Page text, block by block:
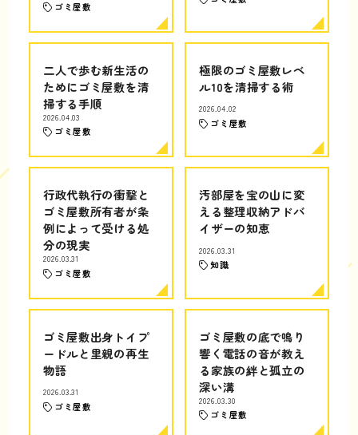
ゴミ屋敷
二人で歩む新生活の
ためにゴミ屋敷を清
掃する手順
2026.04.03
ゴミ屋敷
極限のゴミ屋敷レベ
ル10を清掃する術
2026.04.02
ゴミ屋敷
行政代執行の衝撃と
ゴミ屋敷所有者が条
例によって受ける処
分の現実
2026.03.31
ゴミ屋敷
汚部屋を宝の山に変
える整理収納アドバ
イザーの知恵
2026.03.31
知識
ゴミ屋敷出身トイプ
ードルと里親の再生
物語
2026.03.31
ゴミ屋敷
ゴミ屋敷の底で鳴り
響く電話の音が教え
る家族の絆と孤立の
深い溝
2026.03.30
ゴミ屋敷